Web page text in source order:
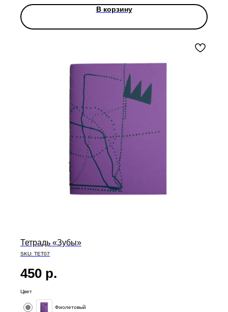
В корзину
Тетрадь «Зубы»
SKU: TET07
450 р.
Цвет
Фиолетовый